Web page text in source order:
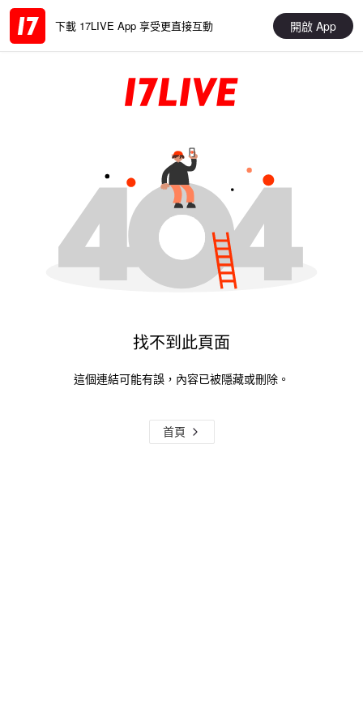
下載 17LIVE App 享受更直接互動 開啟 App
找不到此頁面
這個連結可能有誤，內容已被隱藏或刪除。
首頁